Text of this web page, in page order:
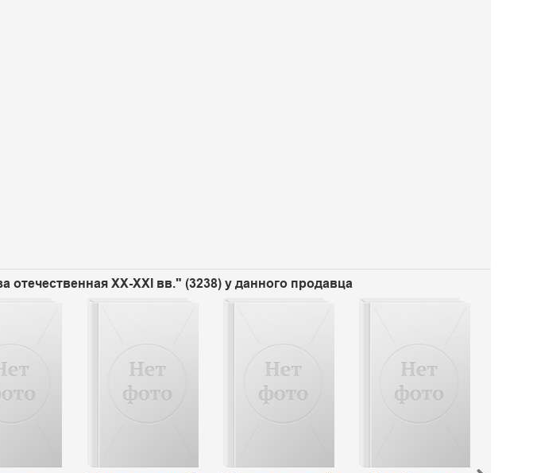
отечественная XX-XXI вв." (3238) у данного продавца